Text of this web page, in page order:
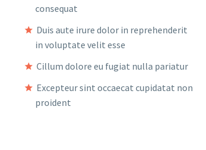
consequat
Duis aute irure dolor in reprehenderit
in voluptate velit esse
Cillum dolore eu fugiat nulla pariatur
Excepteur sint occaecat cupidatat non
proident